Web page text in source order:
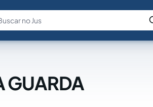
Fale com a IA Buscar no Jus
GUARDA